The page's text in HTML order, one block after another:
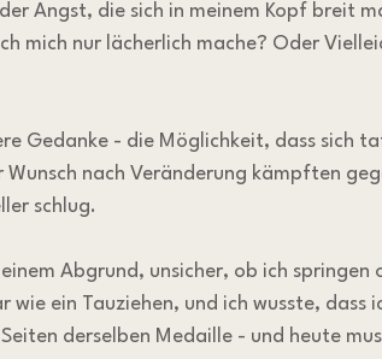
Angst, die sich in meinem Kopf breit
mich nur lächerlich mache? Oder
Gedanke - die Möglichkeit, dass sich
nach Veränderung kämpften
schlug.
Abgrund, unsicher, ob ich springen
wie ein Tauziehen, und ich wusste, dass
derselben Medaille - und heute